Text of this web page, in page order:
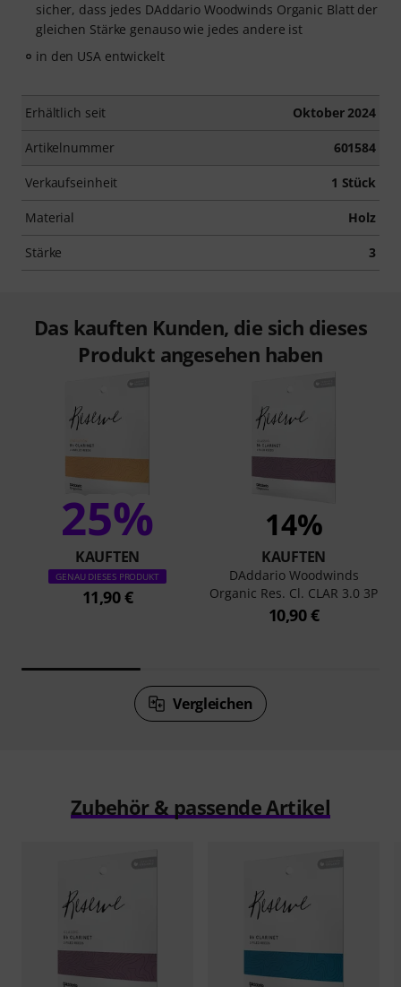
sicher, dass jedes DAddario Woodwinds Organic Blatt der
gleichen Stärke genauso wie jedes andere ist
in den USA entwickelt
Erhältlich seit Oktober 2024
Artikelnummer 601584
Verkaufseinheit 1 Stück
Material Holz
Stärke 3
Das kauften Kunden, die sich dieses
Produkt angesehen haben
25%
KAUFTEN
GENAU DIESES PRODUKT
11,90 €
14%
KAUFTEN
DAddario Woodwinds
Organic Res. Cl. CLAR 3.0 3P
10,90 €
Vergleichen
Zubehör & passende Artikel